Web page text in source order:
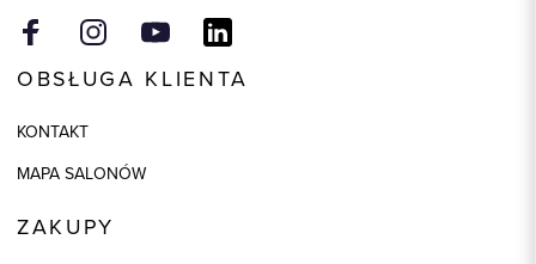
OBSŁUGA KLIENTA
KONTAKT
MAPA SALONÓW
ZAKUPY